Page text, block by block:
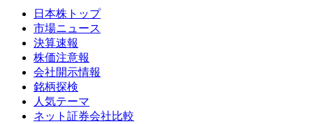
日本株トップ
市場ニュース
決算速報
株価注意報
会社開示情報
銘柄探検
人気テーマ
ネット証券会社比較